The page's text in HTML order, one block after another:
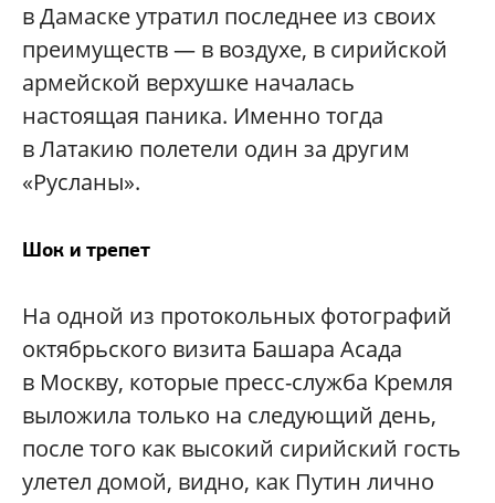
в Дамаске утратил последнее из своих
преимуществ — в воздухе, в сирийской
армейской верхушке началась
настоящая паника. Именно тогда
в Латакию полетели один за другим
«Русланы».
Шок и трепет
На одной из протокольных фотографий
октябрьского визита Башара Асада
в Москву, которые пресс-служба Кремля
выложила только на следующий день,
после того как высокий сирийский гость
улетел домой, видно, как Путин лично